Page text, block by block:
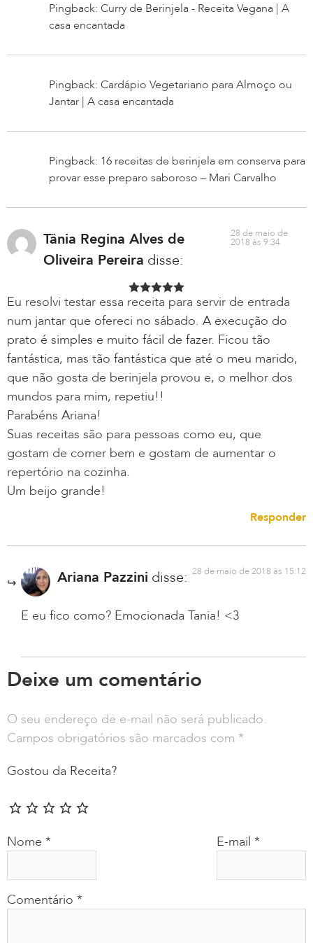
Pingback: Curry de Berinjela - Receita Vegana | A
casa encantada
Pingback: Cardápio Vegetariano para Almoço ou
Jantar | A casa encantada
Pingback: 16 receitas de berinjela em conserva para
provar esse preparo saboroso – Mari Carvalho
Tânia Regina Alves de
Oliveira Pereira disse:
28 de maio de
2018 às 9:34
Eu resolvi testar essa receita para servir de entrada
num jantar que ofereci no sábado. A execução do
prato é simples e muito fácil de fazer. Ficou tão
fantástica, mas tão fantástica que até o meu marido,
que não gosta de berinjela provou e, o melhor dos
mundos para mim, repetiu!!
Parabéns Ariana!
Suas receitas são para pessoas como eu, que
gostam de comer bem e gostam de aumentar o
repertório na cozinha.
Um beijo grande!
Responder
Ariana Pazzini disse: 28 de maio de 2018 às 15:12
E eu fico como? Emocionada Tania! <3
Deixe um comentário
O seu endereço de e-mail não será publicado.
Campos obrigatórios são marcados com *
Gostou da Receita?
Comentário *
Nome * E-mail *